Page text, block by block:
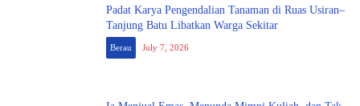
Padat Karya Pengendalian Tanaman di Ruas Usiran–
Tanjung Batu Libatkan Warga Sekitar
Berau July 7, 2026